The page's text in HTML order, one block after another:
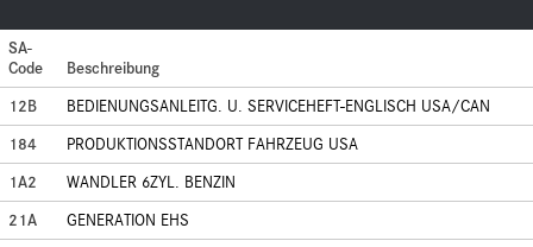
SA-
Code
Beschreibung
12B
BEDIENUNGSANLEITG. U. SERVICEHEFT-ENGLISCH USA/CAN
184
PRODUKTIONSSTANDORT FAHRZEUG USA
1A2
WANDLER 6ZYL. BENZIN
21A
GENERATION EHS